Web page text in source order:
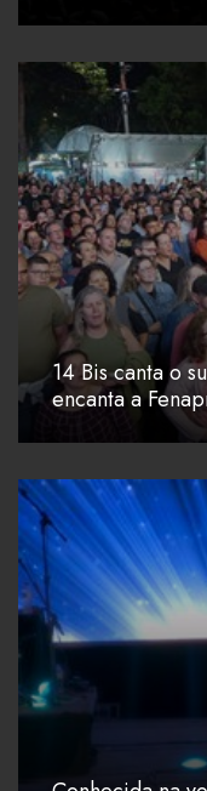
14 Bis canta o
encanta a